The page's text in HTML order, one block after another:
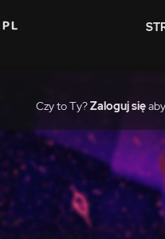
Czy to Ty?Zaloguj się